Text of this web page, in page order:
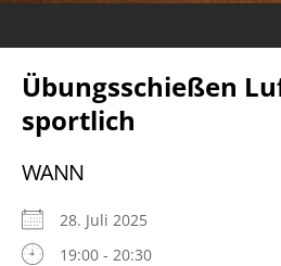
Übungsschießen
sportlich
WANN
28. Juli 2025
19:00 - 20:30